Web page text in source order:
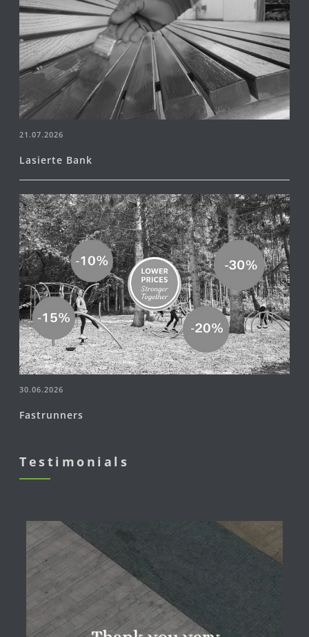
21.07.2026
Lasierte Bank
30.06.2026
Fastrunners
Testimonials